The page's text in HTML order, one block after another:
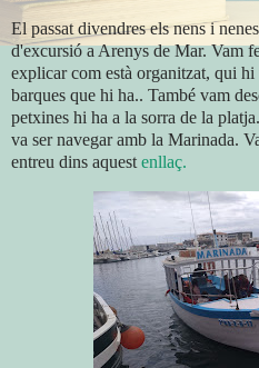
El passat divendres els nens i
d'excursió a Arenys de Mar. Vam
explicar com està organitzat, qui hi
barques que hi ha.. També vam
petxines hi ha a la sorra de la
va ser navegar amb la Marinada.
entreu dins aquest enllaç.